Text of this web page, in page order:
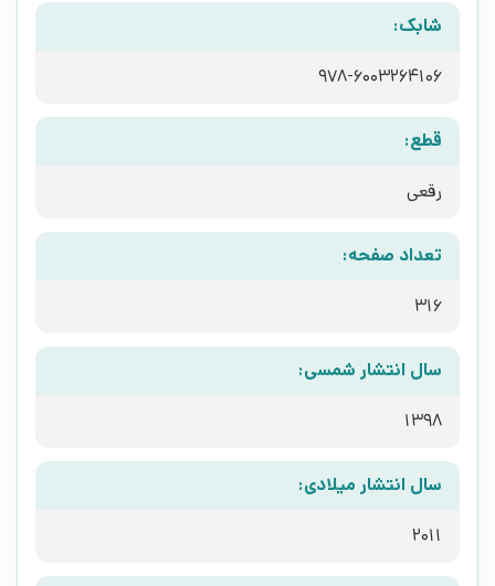
شابک:
978-6003264106
قطع:
رقعی
تعداد صفحه:
316
سال انتشار شمسی:
1398
سال انتشار میلادی:
2011